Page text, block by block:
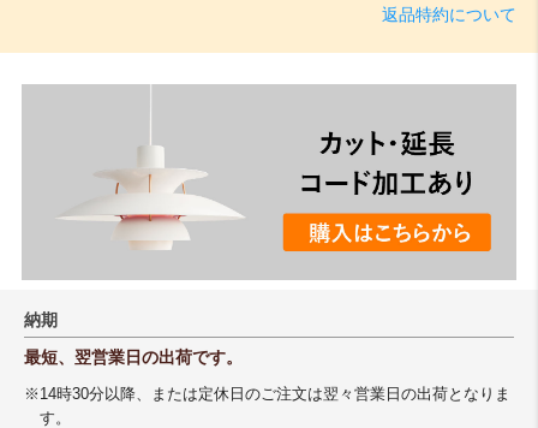
返品特約について
納期
最短、翌営業日の出荷です。
※14時30分以降、または定休日のご注文は翌々営業日の出荷となりま
す。